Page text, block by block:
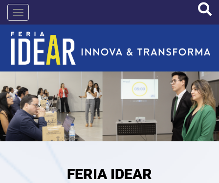
Pasar
contenido
principal
IDEAR
FERIA IDEAR